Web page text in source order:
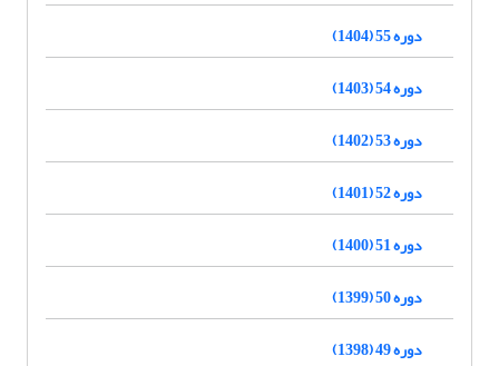
دوره 55 (1404)
دوره 54 (1403)
دوره 53 (1402)
دوره 52 (1401)
دوره 51 (1400)
دوره 50 (1399)
دوره 49 (1398)